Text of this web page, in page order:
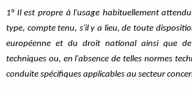
1° Il est propre à l'usage habituellement
type, compte tenu, s'il y a lieu, de toute
européenne et du droit national ainsi que
techniques ou, en l'absence de telles normes
conduite spécifiques applicables au secteur